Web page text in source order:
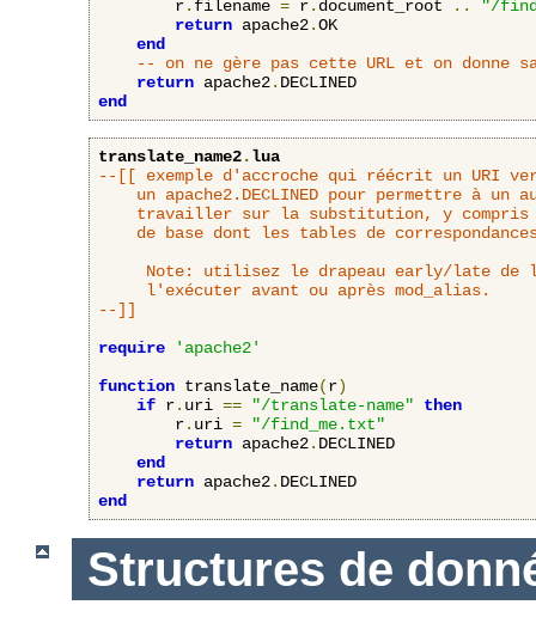
        r
. filename = r. document_root ..
"/
return apache2.OK
end
-- on ne gère pas cette URL et on donne
return apache2.
end
translate_name2.lua
--[[ exemple d'accroche qui réécrit un URI
Note: utilisez le drapeau early/late de
     l'exécuter avant ou après mod_alias.
--]]
require
'apache2'
function translate_name(r)
if r. uri == "/translate-name"
then
        r
. uri =
"/find_me.txt"
return apache2. DECLINED
end
return apache2.
end
Structures de